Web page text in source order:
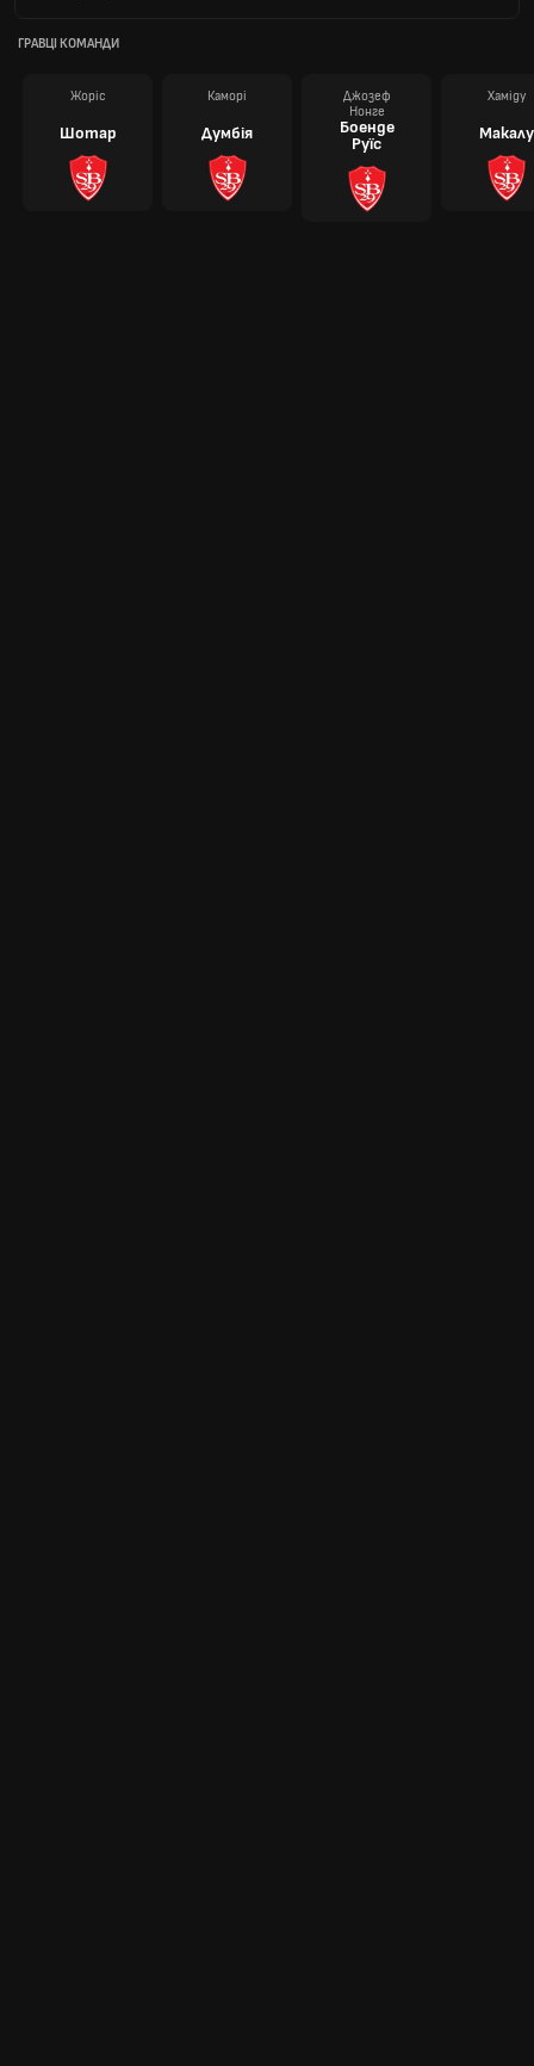
ГРАВЦІ КОМАНДИ
Жоріс
Шотар
Каморі
Думбія
Джозеф
Нонге
Боенде
Руїс
Хаміду
Макалу